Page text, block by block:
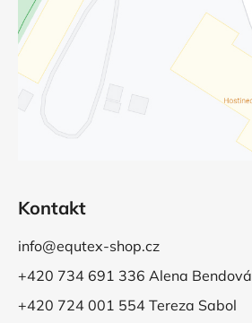
Kontakt
info@equtex-shop.cz
+420 734 691 336 Alena Bendová
+420 724 001 554 Tereza Sabol